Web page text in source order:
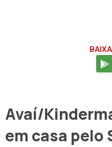
Avaí/
em casa pelo